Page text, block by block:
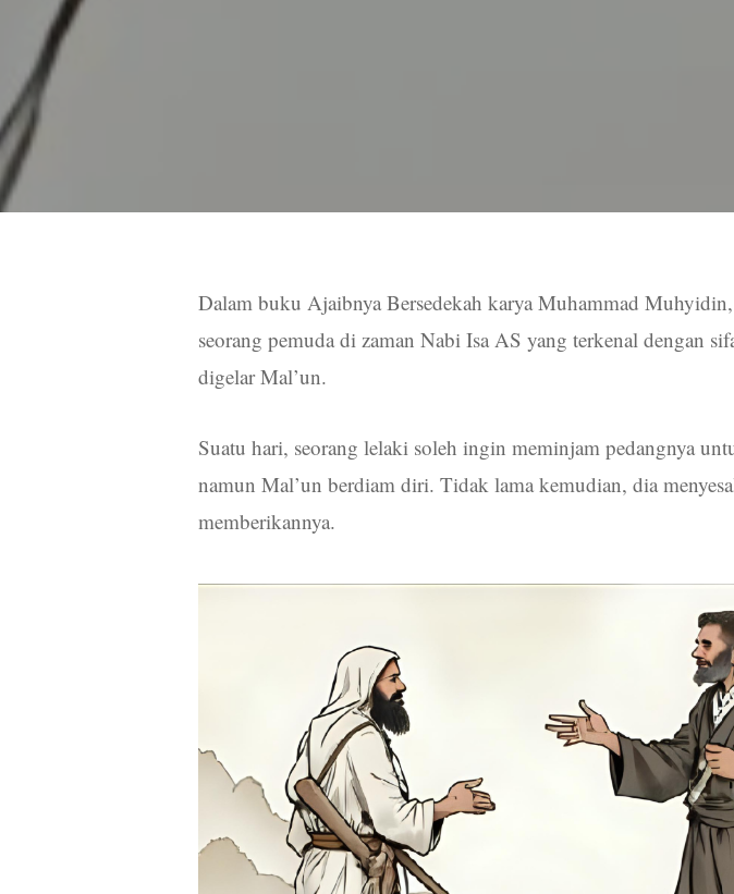
Dalam buku Ajaibnya Bersedekah karya Muhammad
seorang pemuda di zaman Nabi Isa AS yang terkenal dengan
digelar Mal’un.
Suatu hari, seorang lelaki soleh ingin meminjam pedangnya
namun Mal’un berdiam diri. Tidak lama kemudian, dia
memberikannya.